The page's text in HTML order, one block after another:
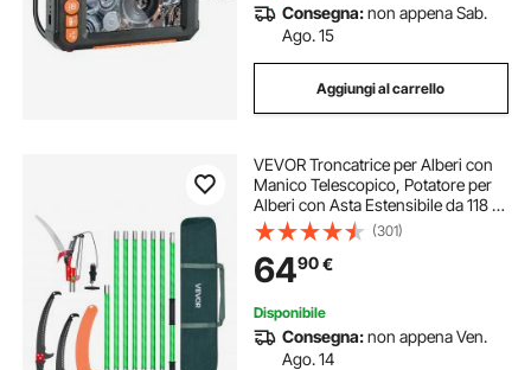
Consegna:non appena Sab.
Ago. 15
Aggiungi al carrello
VEVOR Troncatrice per Alberi con
Manico Telescopico, Potatore per
Alberi con Asta Estensibile da 118 a
809,3 cm con Forbici, Lama Affilata
in Acciaio da 65 Mn per Potatura di
Rami Alti
(301)
6490€
Disponibile
Consegna:non appena Ven.
Ago. 14